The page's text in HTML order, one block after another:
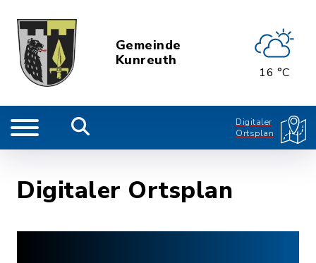
Gemeinde
Kunreuth
16 °C
Digitaler
Ortsplan
Digitaler Ortsplan